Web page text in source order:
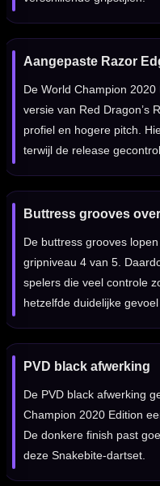
Aangepaste Razor
De World Champion
versie van Red Dragon’s
profiel en hogere pitch.
terwijl de release
Buttress grooves
De buttress grooves
gripniveau 4 van 5.
spelers die veel controle
hetzelfde duidelijke
PVD black afwerking
De PVD black afwerking
Champion 2020 Edition
De donkere finish past
deze Snakebite-dartset.